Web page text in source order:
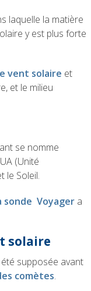
laquelle la matière
y est plus forte
vent solaire et
et le milieu
se nomme
(Unité
le Soleil.
sonde Voyager a
solaire
supposée avant
comètes.